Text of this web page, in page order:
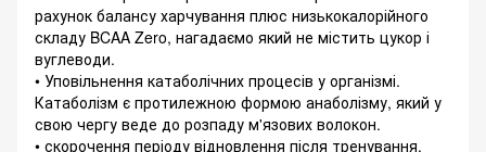
рахунок балансу харчування плюс низькокалорійного
складу BCAA Zero, нагадаємо який не містить цукор і
вуглеводи.
• Уповільнення катаболічних процесів у організмі.
Катаболізм є протилежною формою анаболізму, який у
свою чергу веде до розпаду м'язових волокон.
• скорочення періоду відновлення після тренування,